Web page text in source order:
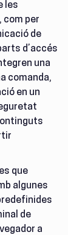
les
com per
de
d’accés
una
comanda,
en un
que
algunes
de
a